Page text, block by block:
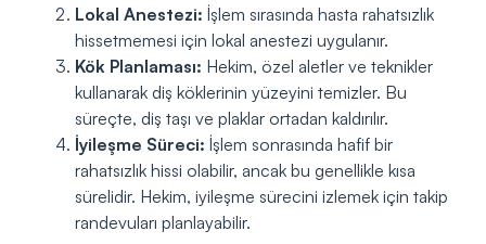
Lokal Anestezi: İşlem sırasında hasta rahatsızlık
hissetmemesi için lokal anestezi uygulanır.
Kök Planlaması: Hekim, özel aletler ve teknikler
kullanarak diş köklerinin yüzeyini temizler. Bu
süreçte, diş taşı ve plaklar ortadan kaldırılır.
İyileşme Süreci: İşlem sonrasında hafif bir
rahatsızlık hissi olabilir, ancak bu genellikle kısa
sürelidir. Hekim, iyileşme sürecini izlemek için takip
randevuları planlayabilir.